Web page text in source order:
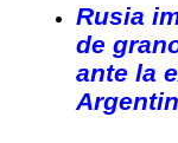
Rusia
de
ante la